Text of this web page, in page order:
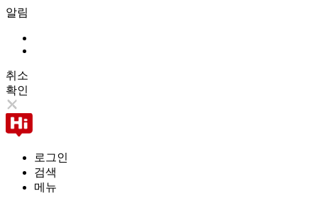
알림
취소
확인
로그인
검색
메뉴